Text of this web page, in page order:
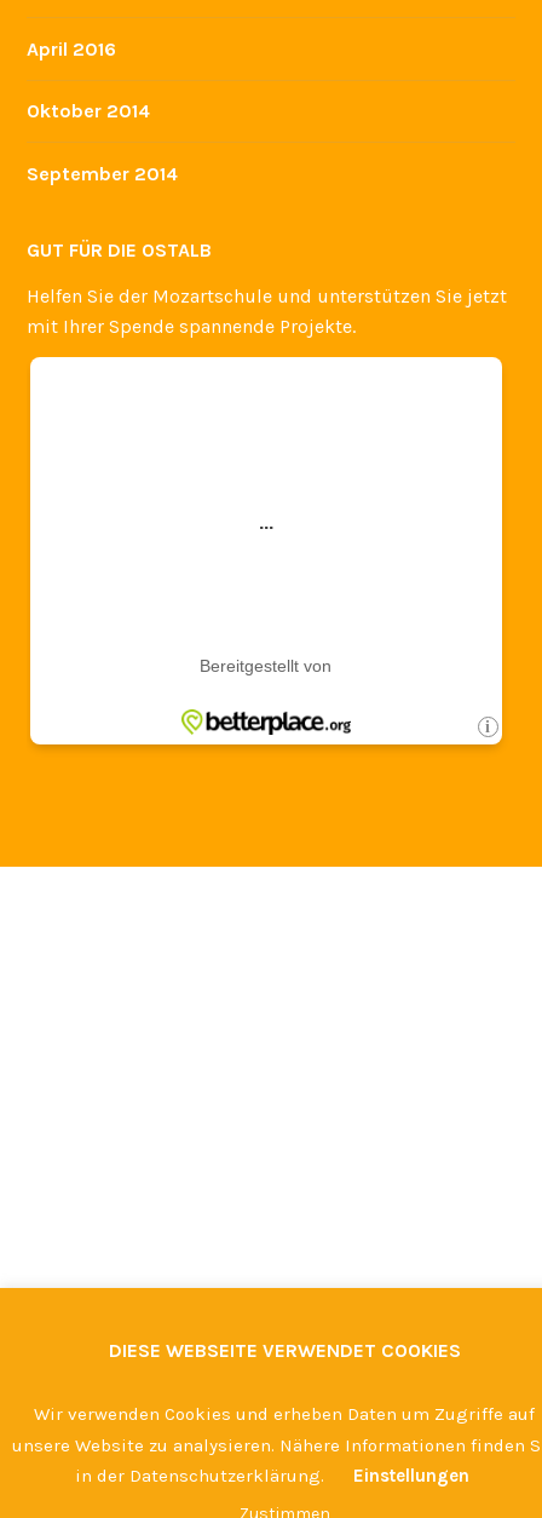
April 2016
Oktober 2014
September 2014
GUT FÜR DIE OSTALB
Helfen Sie der Mozartschule und unterstützen Sie jetzt
mit Ihrer Spende spannende Projekte.
DIESE WEBSEITE VERWENDET COOKIES
Wir verwenden Cookies und erheben Daten um Zugriffe auf
unsere Website zu analysieren. Nähere Informationen finden
in der Datenschutzerklärung.
Einstellungen
Zustimmen